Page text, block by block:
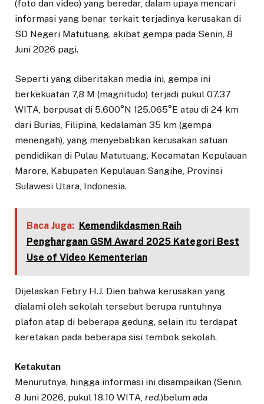
(foto dan video) yang beredar, dalam upaya mencari
informasi yang benar terkait terjadinya kerusakan di
SD Negeri Matutuang, akibat gempa pada Senin, 8
Juni 2026 pagi.
Seperti yang diberitakan media ini, gempa ini
berkekuatan 7,8 M (magnitudo) terjadi pukul 07.37
WITA, berpusat di 5.600°N 125.065°E atau di 24 km
dari Burias, Filipina, kedalaman 35 km (gempa
menengah), yang menyebabkan kerusakan satuan
pendidikan di Pulau Matutuang, Kecamatan Kepulauan
Marore, Kabupaten Kepulauan Sangihe, Provinsi
Sulawesi Utara, Indonesia.
Baca Juga: Kemendikdasmen Raih
Penghargaan GSM Award 2025 Kategori Best
Use of Video Kementerian
Dijelaskan Febry H.J. Dien bahwa kerusakan yang
dialami oleh sekolah tersebut berupa runtuhnya
plafon atap di beberapa gedung, selain itu terdapat
keretakan pada beberapa sisi tembok sekolah.
Ketakutan
Menurutnya, hingga informasi ini disampaikan (Senin,
8 Juni 2026, pukul 18.10 WITA, red.)belum ada